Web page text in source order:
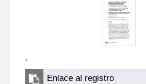
.
Enlace al registro